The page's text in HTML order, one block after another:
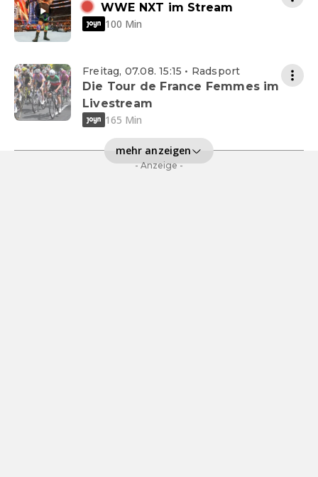
WWE NXT im Stream
100 Min
Freitag, 07.08. 15:15 • Radsport
Die Tour de France Femmes im
Livestream
165 Min
mehr anzeigen
- Anzeige -